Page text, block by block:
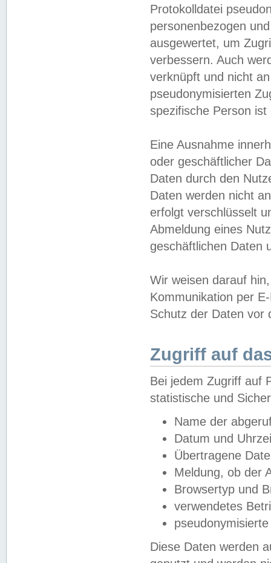
Protokolldatei
personenbezogen
ausgewertet, um
verbessern. Auch
verknüpft und nicht
pseudonymisierten
spezifische Person
Eine Ausnahme
oder geschäftlicher
Daten durch den
Daten werden nicht
erfolgt verschlüsselt
Abmeldung eines
geschäftlichen Daten
Wir weisen darauf
Kommunikation per
Schutz der Daten vor
Zugriff auf
Bei jedem Zugriff auf
statistische und
Name der
Datum und
Übertragene
Meldung, ob der
Browsertyp und
verwendetes
Diese Daten werden